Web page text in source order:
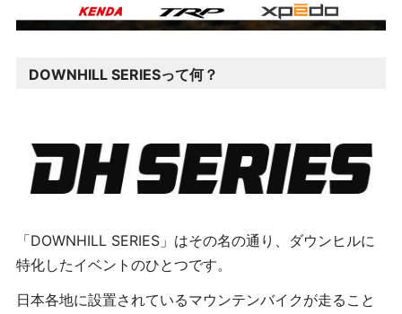
DOWNHILL SERIESって何？
「DOWNHILL SERIES」はその名の通り、ダウンヒルに
特化したイベントのひとつです。
日本各地に設置されているマウンテンバイクが走ること